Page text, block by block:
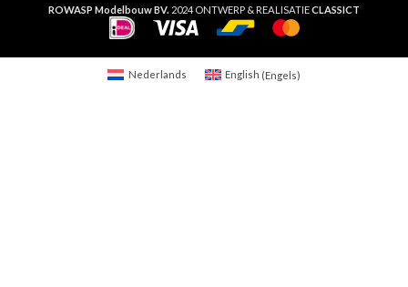
ROWASP Modelbouw BV. 2024 ONTWERP & REALISATIECLASSICT
Nederlands English (Engels)